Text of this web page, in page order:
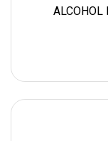
ALCOHOL